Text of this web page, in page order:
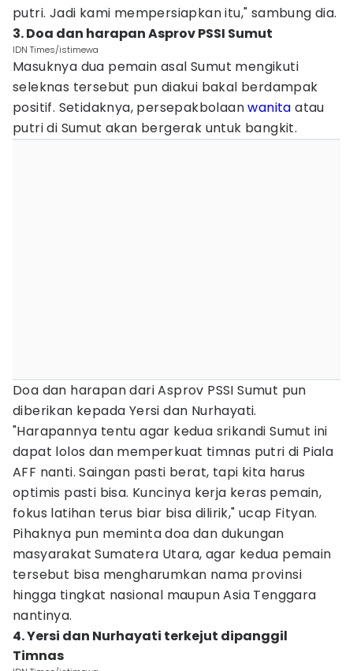
putri. Jadi kami mempersiapkan itu," sambung dia.
3. Doa dan harapan Asprov PSSI Sumut
IDN Times/istimewa
Masuknya dua pemain asal Sumut mengikuti
seleknas tersebut pun diakui bakal berdampak
positif. Setidaknya, persepakbolaanwanita atau
putri di Sumut akan bergerak untuk bangkit.
Doa dan harapan dari Asprov PSSI Sumut pun
diberikan kepada Yersi dan Nurhayati.
"Harapannya tentu agar kedua srikandi Sumut ini
dapat lolos dan memperkuat timnas putri di Piala
AFF nanti. Saingan pasti berat, tapi kita harus
optimis pasti bisa. Kuncinya kerja keras pemain,
fokus latihan terus biar bisa dilirik," ucap Fityan.
Pihaknya pun meminta doa dan dukungan
masyarakat Sumatera Utara, agar kedua pemain
tersebut bisa mengharumkan nama provinsi
hingga tingkat nasional maupun Asia Tenggara
nantinya.
4. Yersi dan Nurhayati terkejut dipanggil
Timnas